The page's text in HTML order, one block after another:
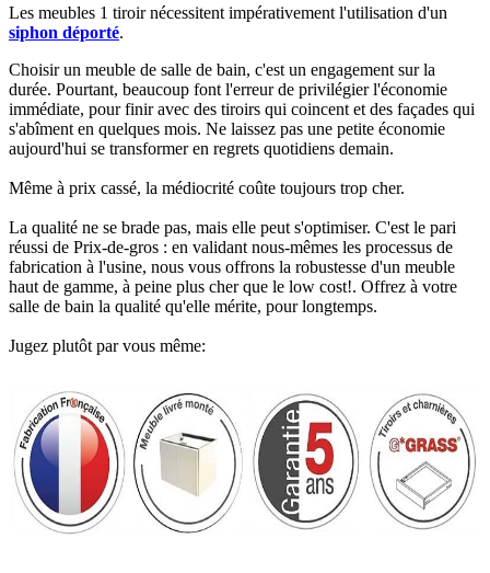
Les meubles 1 tiroir nécessitent impérativement l'utilisation d'un
siphon déporté.​
Choisir un meuble de salle de bain, c'est un engagement sur la
durée. Pourtant, beaucoup font l'erreur de privilégier l'économie
immédiate, pour finir avec des tiroirs qui coincent et des façades qui
s'abîment en quelques mois. Ne laissez pas une petite économie
aujourd'hui se transformer en regrets quotidiens demain.
Même à prix cassé, la médiocrité coûte toujours trop cher.
La qualité ne se brade pas, mais elle peut s'optimiser. C'est le pari
réussi de Prix-de-gros : en validant nous-mêmes les processus de
fabrication à l'usine, nous vous offrons la robustesse d'un meuble
haut de gamme, à peine plus cher que le low cost!. Offrez à votre
salle de bain la qualité qu'elle mérite, pour longtemps.
Jugez plutôt par vous même: